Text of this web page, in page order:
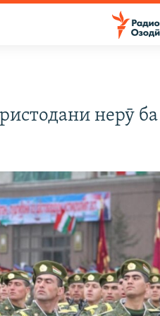
нерӯ ба